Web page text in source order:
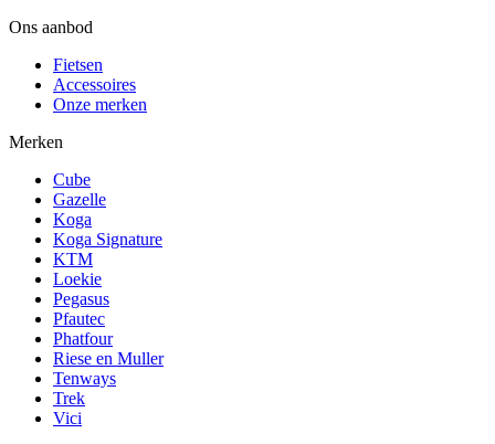
Ons aanbod
Fietsen
Accessoires
Onze merken
Merken
Cube
Gazelle
Koga
Koga Signature
KTM
Loekie
Pegasus
Pfautec
Phatfour
Riese en Muller
Tenways
Trek
Vici